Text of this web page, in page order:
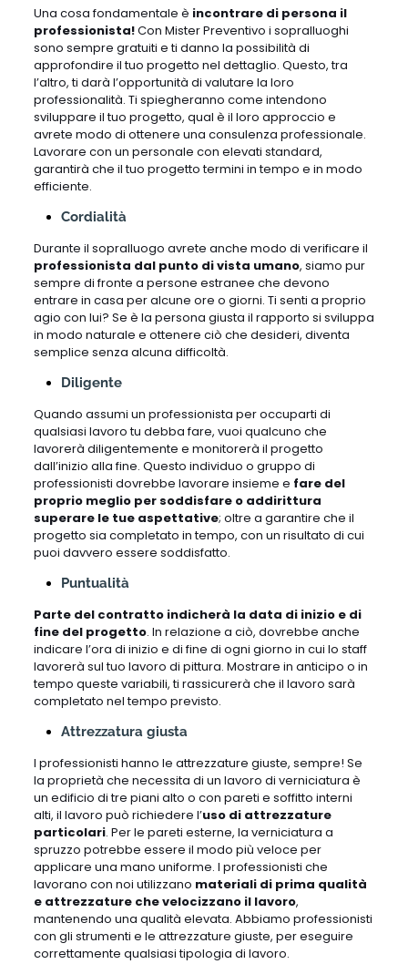
Una cosa fondamentale è incontrare di persona il
professionista!Con Mister Preventivo i sopralluoghi
sono sempre gratuiti e ti danno la possibilità di
approfondire il tuo progetto nel dettaglio. Questo, tra
l’altro, ti darà l’opportunità di valutare la loro
professionalità. Ti spiegheranno come intendono
sviluppare il tuo progetto, qual è il loro approccio e
avrete modo di ottenere una consulenza professionale.
Lavorare con un personale con elevati standard,
garantirà che il tuo progetto termini in tempo e in modo
efficiente.
Cordialità
Durante il sopralluogo avrete anche modo di verificare il
professionista dal punto di vista umano, siamo pur
sempre di fronte a persone estranee che devono
entrare in casa per alcune ore o giorni. Ti senti a proprio
agio con lui? Se è la persona giusta il rapporto si sviluppa
in modo naturale e ottenere ciò che desideri, diventa
semplice senza alcuna difficoltà.
Diligente
Quando assumi un professionista per occuparti di
qualsiasi lavoro tu debba fare, vuoi qualcuno che
lavorerà diligentemente e monitorerà il progetto
dall’inizio alla fine. Questo individuo o gruppo di
professionisti dovrebbe lavorare insieme e fare del
proprio meglio per soddisfare o addirittura
superare le tue aspettative; oltre a garantire che il
progetto sia completato in tempo, con un risultato di cui
puoi davvero essere soddisfatto.
Puntualità
Parte del contratto indicherà la data di inizio e di
fine del progetto. In relazione a ciò, dovrebbe anche
indicare l’ora di inizio e di fine di ogni giorno in cui lo staff
lavorerà sul tuo lavoro di pittura. Mostrare in anticipo o in
tempo queste variabili, ti rassicurerà che il lavoro sarà
completato nel tempo previsto.
Attrezzatura giusta
I professionisti hanno le attrezzature giuste, sempre! Se
la proprietà che necessita di un lavoro di verniciatura è
un edificio di tre piani alto o con pareti e soffitto interni
alti, il lavoro può richiedere l’uso di attrezzature
particolari. Per le pareti esterne, la verniciatura a
spruzzo potrebbe essere il modo più veloce per
applicare una mano uniforme. I professionisti che
lavorano con noi utilizzano materiali di prima qualità
e attrezzature che velocizzano il lavoro,
mantenendo una qualità elevata. Abbiamo professionisti
con gli strumenti e le attrezzature giuste, per eseguire
correttamente qualsiasi tipologia di lavoro.